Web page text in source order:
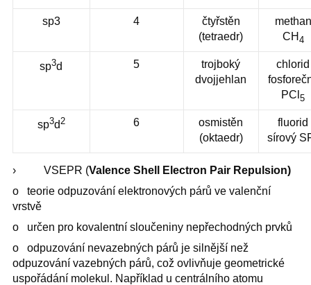
sp3 4
čtyřstěn
(tetraedr)
methan
CH 4
sp3d 5
trojboký
dvojjehlan
chlorid
PCl5
sp3d 2 6
osmistěn
(oktaedr)
fluorid
sírový
› VSEPR (Valence Shell Electron Pair Repulsion)
o teorie odpuzování elektronových párů ve valenční
vrstvě
o určen pro kovalentní sloučeniny nepřechodných prvků
o odpuzování nevazebných párů je silnější než
odpuzování vazebných párů, což ovlivňuje geometrické
uspořádání molekul. Například u centrálního atomu